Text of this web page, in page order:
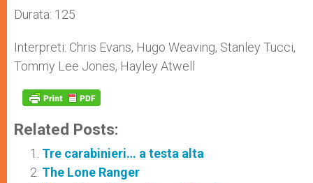
Durata: 125
Interpreti: Chris Evans, Hugo Weaving, Stanley Tucci,
Tommy Lee Jones, Hayley Atwell
Related Posts:
Tre carabinieri… a testa alta
The Lone Ranger